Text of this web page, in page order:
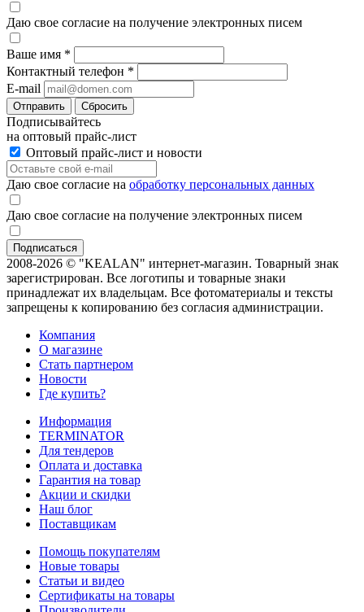
Даю свое согласие на получение электронных писем
Ваше имя *
Контактный телефон *
E-mail
Отправить Сбросить
Подписывайтесь
на оптовый прайс-лист
Оптовый прайс-лист и новости
Даю свое согласие на обработку персональных данных
Даю свое согласие на получение электронных писем
2008-2026 © "KEALAN" интернет-магазин. Товарный знак
зарегистрирован. Все логотипы и товарные знаки
принадлежат их владельцам. Все фотоматериалы и тексты
запрещены к копированию без согласия администрации.
Компания
О магазине
Стать партнером
Новости
Где купить?
Информация
TERMINATOR
Для тендеров
Оплата и доставка
Гарантия на товар
Акции и скидки
Наш блог
Поставщикам
Помощь покупателям
Новые товары
Статьи и видео
Сертификаты на товары